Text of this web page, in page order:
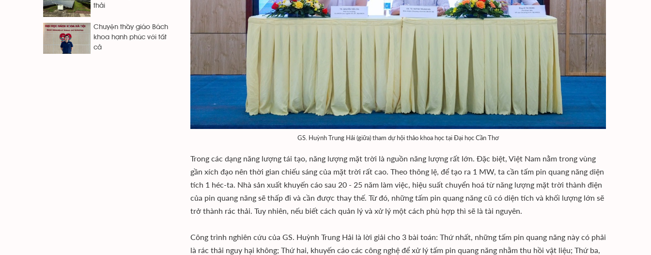
GS. Huỳnh Trung Hải (giữa) tham dự hội thảo khoa học tại Đại học Cần Thơ
Trong các dạng năng lượng tái tạo, năng lượng mặt trời là nguồn năng lượng rất lớn. Đặc biệt, Việt Nam nằm trong vùng
gần xích đạo nên thời gian chiếu sáng của mặt trời rất cao. Theo thông lệ, để tạo ra 1 MW, ta cần tấm pin quang năng diện
tích 1 héc-ta. Nhà sản xuất khuyến cáo sau 20 - 25 năm làm việc, hiệu suất chuyển hoá từ năng lượng mặt trời thành điện
của pin quang năng sẽ thấp đi và cần được thay thế. Từ đó, những tấm pin quang năng cũ có diện tích và khối lượng lớn sẽ
trở thành rác thải. Tuy nhiên, nếu biết cách quản lý và xử lý một cách phù hợp thì sẽ là tài nguyên.
Công trình nghiên cứu của GS. Huỳnh Trung Hải là lời giải cho 3 bài toán: Thứ nhất, những tấm pin quang năng này có phải
là rác thải nguy hại không; Thứ hai, khuyến cáo các công nghệ để xử lý tấm pin quang năng nhằm thu hồi vật liệu; Thứ ba,
thải
Chuyện thầy giáo Bách
khoa hạnh phúc với tất
cả